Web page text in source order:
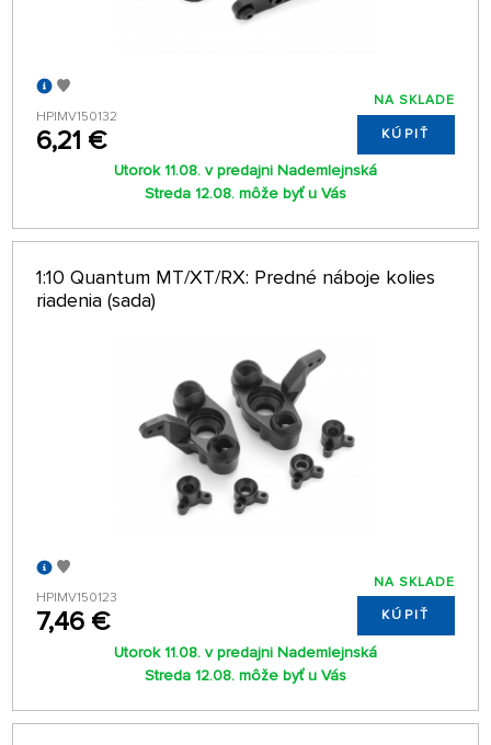
HPIMV150132
6,21 €
NA SKLADE
KÚPIŤ
Utorok 11.08. v predajni Nademlejnská
Streda 12.08. môže byť u Vás
1:10 Quantum MT/XT/RX: Predné náboje kolies
riadenia (sada)
HPIMV150123
7,46 €
NA SKLADE
KÚPIŤ
Utorok 11.08. v predajni Nademlejnská
Streda 12.08. môže byť u Vás